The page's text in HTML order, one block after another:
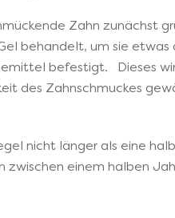
Zahn zunächst
behandelt, um sie etwas
befestigt. Dieses
des Zahnschmuckes
nicht länger als eine
einem halben